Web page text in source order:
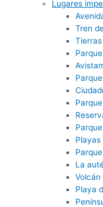
Lugares
Tren
La
Volcán
Playa